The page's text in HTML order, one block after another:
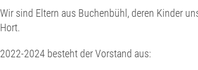
Wir sind Eltern aus Buchenbühl, deren Kinder
Hort.
2022-2024 besteht der Vorstand aus: